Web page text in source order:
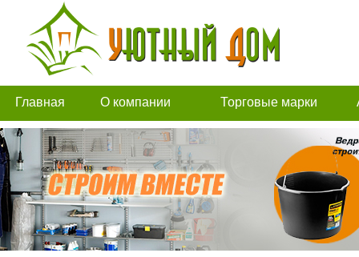
Главная О компании Торговые марки